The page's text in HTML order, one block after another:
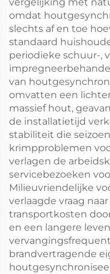
omdat
slechts af en toe
standaard
periodieke schuur-,
van
omvatten een
massief hout,
de installatietijd
stabiliteit die
krimpproblemen
verlagen de
servicebezoeken
Milieuvriendelijke
verlaagde vraag
transportkosten
en een langere
brandvertragende